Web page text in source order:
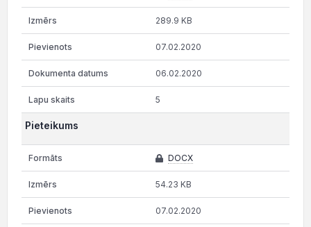
289.9 KB
07.02.2020
06.02.2020
5
Pieteikums
DOCX
54.23 KB
07.02.2020